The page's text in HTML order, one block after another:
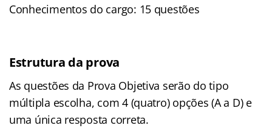
Conhecimentos do cargo: 15 questões
Estrutura da prova
As questões da Prova Objetiva serão do tipo
múltipla escolha, com 4 (quatro) opções (A a D) e
uma única resposta correta.